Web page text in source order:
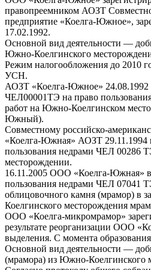
правопреемником АОЗТ
предприятие «Коелга-Южное»,
17.02.1992.
Основной вид деятельности —
Южно-Коелгинского
Режим налогообложения до
УСН.
АОЗТ «Коелга-Южное» 24.08.1992
ЧЕЛ00001ТЭ на право
работ на Южно-Коелгинском
Южный).
Совместному российско-
«Коелга-Южная» АОЗТ 29.11.1994
пользования недрами ЧЕЛ 00286
месторождении.
16.11.2005 ООО «Коелга-Южная»
пользования недрами ЧЕЛ 07041
облицовочного камня (мрамор) в
Коелгинского месторождения
ООО «Коелга-микромрамор»
результате реорганизации ООО
выделения. С момента
Основной вид деятельности —
(мрамора) из Южно-Коелгинского